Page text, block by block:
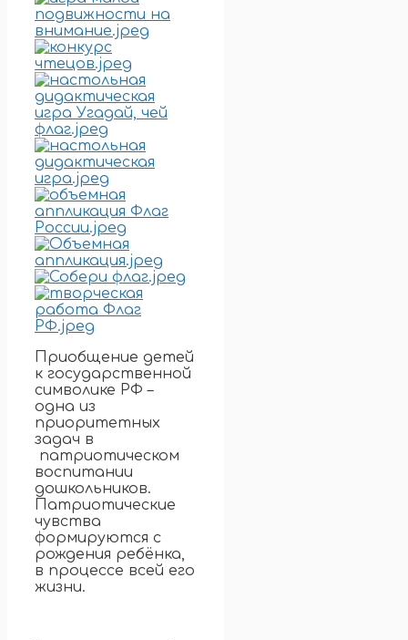
Приобщение детей
к государственной
символике РФ –
одна из
приоритетных
задач в
патриотическом
воспитании
дошкольников.
Патриотические
чувства
формируются с
рождения ребёнка,
в процессе всей его
жизни.